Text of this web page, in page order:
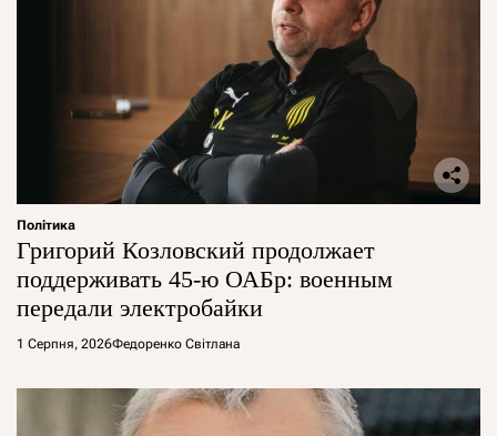
Політика
Григорий Козловский продолжает
поддерживать 45-ю ОАБр: военным
передали электробайки
1 Серпня, 2026Федоренко Світлана